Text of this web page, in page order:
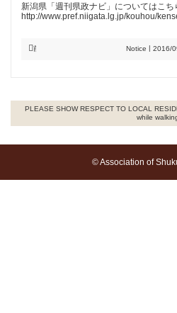
新潟県「週刊県政ナビ」についてはこち
http://www.pref.niigata.lg.jp/kouhou/
前の記事へ Notice 2016/
PLEASE SHOW RESPECT TO LOCAL
while
© Association of